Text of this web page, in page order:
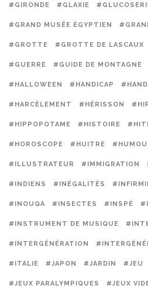
#GIRONDE #GLAXIE
#GRAND MUSÉE ÉGYPTIEN
#GROTTE #GROTTE DE LASCAUX
#GUERRE #GUIDE DE MONTAGNE
#HALLOWEEN #HANDICAP
#HARCÈLEMENT #HÉRISSON
#HIPPOPOTAME #HISTOIRE
#HOROSCOPE #HUITRE
#ILLUSTRATEUR #IMMIGRATION
#INDIENS #INÉGALITÉS
#INOUQA #INSECTES #INSPÉ
#INSTRUMENT DE MUSIQUE
#INTERGÉNÉRATION
#ITALIE #JAPON #JARDIN #JEU
#JEUX PARALYMPIQUES #JEUX